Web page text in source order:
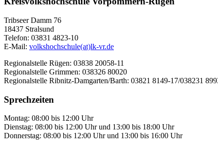
Tribseer Damm 76
18437 Stralsund
Telefon: 03831 4823-10
E-Mail: volkshochschule(at)lk-vr.de
Regionalstelle Rügen: 03838 20058-11
Regionalstelle Grimmen: 038326 80020
Regionalstelle Ribnitz-Damgarten/Barth: 03821 8149-17/038231
Sprechzeiten
Montag: 08:00 bis 12:00 Uhr
Dienstag: 08:00 bis 12:00 Uhr und 13:00 bis 18:00 Uhr
Donnerstag: 08:00 bis 12:00 Uhr und 13:00 bis 16:00 Uhr